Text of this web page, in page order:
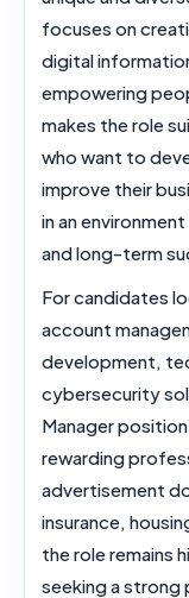
focuses on
digital
empowering
makes the role
who want to
improve their
in an
and long-term
For candidates
account
development,
cybersecurity
Managerposition
rewarding
advertisement
insurance
the role remains
seeking a strong